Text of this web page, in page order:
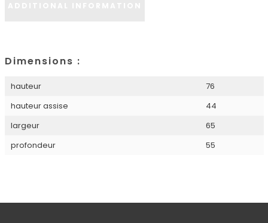
Dimensions :
hauteur
76
hauteur assise
44
largeur
65
profondeur
55